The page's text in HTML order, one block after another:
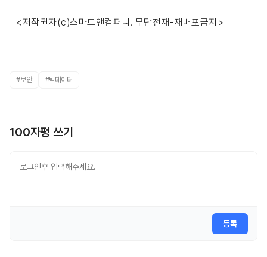
<저작권자(c)스마트앤컴퍼니. 무단전재-재배포금지>
#보안 #빅데이터
100자평 쓰기
등록